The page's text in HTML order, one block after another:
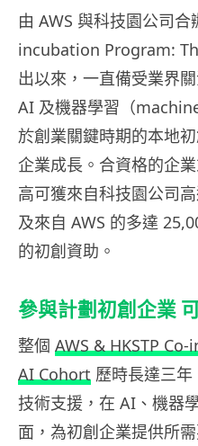
由 AWS 與科技園公司合
incubation Program:
出以來，一直備受業界
AI 及機器學習（
於創業關鍵時期的本地
企業成長。合資格的企
高可獲來自科技園公司
及來自 AWS 的多達
的初創資助。
參與計劃初創企業
整個 AWS & HKSTP
AI Cohort 歷時長達三年
技術支援，在 AI、機器
面，為初創企業提供所